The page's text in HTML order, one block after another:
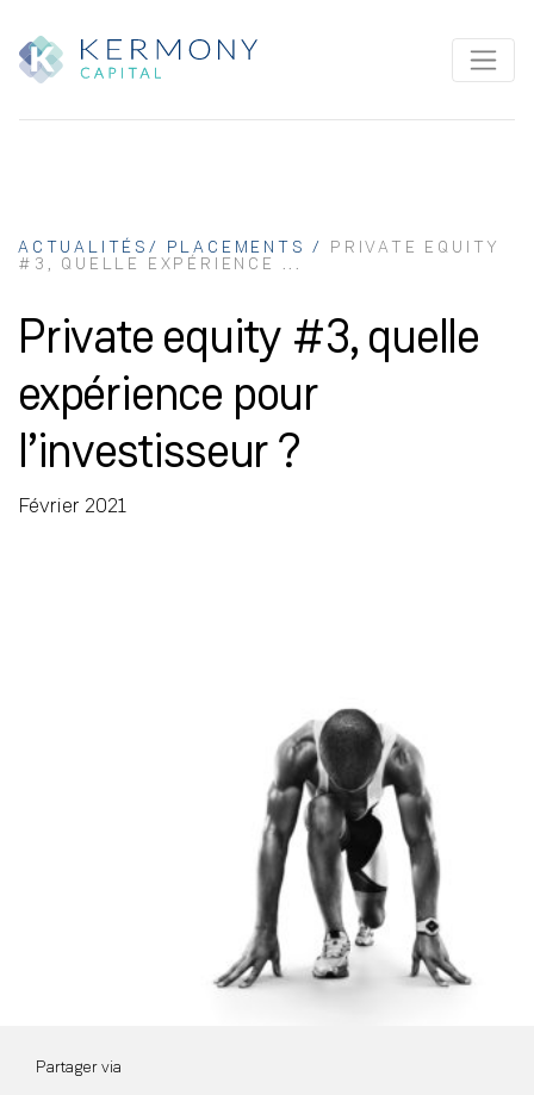
ACTUALITÉS/ PLACEMENTS / PRIVATE EQUITY
#3, QUELLE EXPÉRIENCE ...
Private equity #3, quelle
expérience pour
l’investisseur ?
Février 2021
Partager via